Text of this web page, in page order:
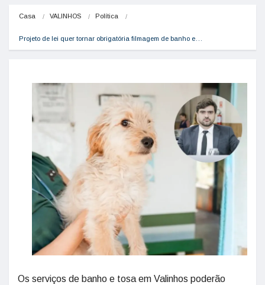
Casa VALINHOS Política
Projeto de lei quer tornar obrigatória filmagem de banho e…
Os serviços de banho e tosa em Valinhos poderão